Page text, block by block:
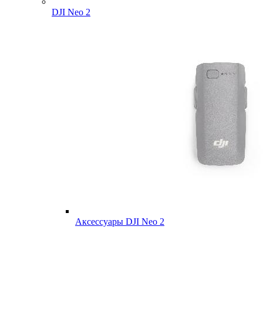
DJI Neo 2
Аксессуары DJI Neo 2